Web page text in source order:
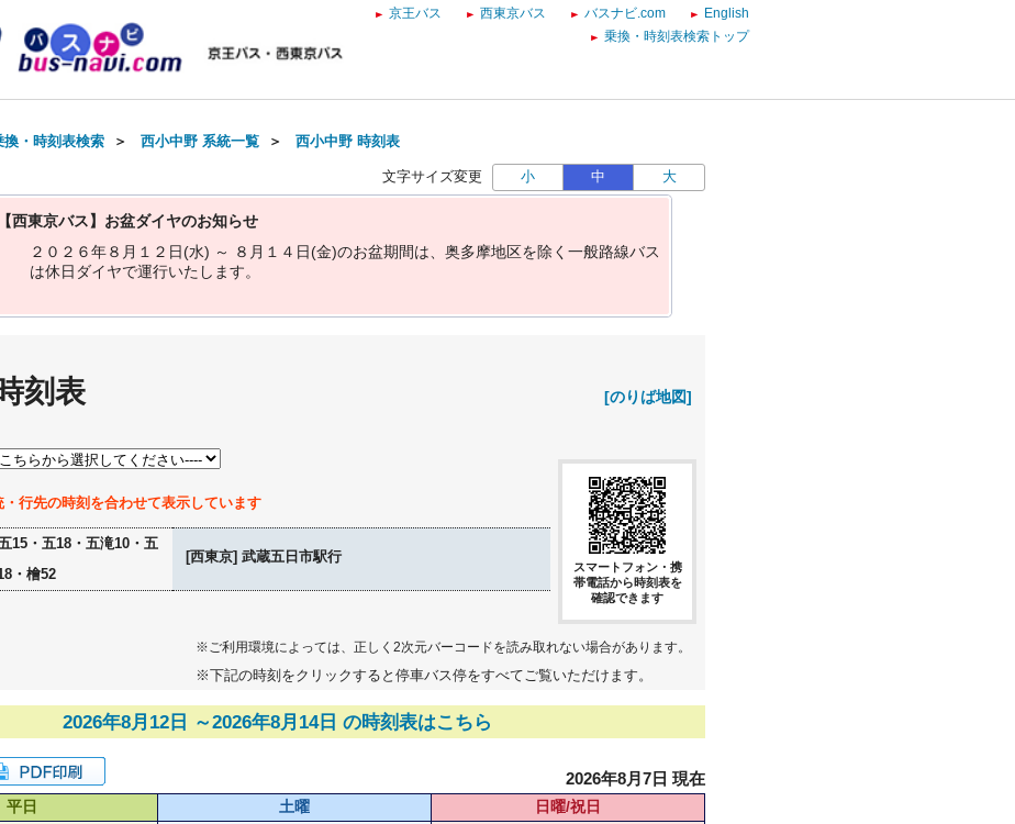
京王バス 西東京バス バスナビ.com
English
乗換・時刻表検索トップ
換・時刻表検索 ＞ 西小中野 系統一覧 ＞ 西小中野 時刻表
文字サイズ変更 小 中 大
【西東京バス】お盆ダイヤのお知らせ
２ ０ ２ ６年８ 月 １ ２ 日(水) ～ ８ 月 １ ４ 日(金)のお盆期間は 奥多摩地区を除 く 一般路線バス
は休日 ダイヤで運行いた し ます。
刻表 [のりば地図]
行先の時刻を合わせて表示しています
15・五18・五滝10・五
・檜52
[西東京] 武蔵五日市駅行
スマートフォン・携
帯電話から時刻表を
確認できます
※ご利用環境によっては、正しく2次元バーコードを読み取れない場合があります。
※下記の時刻をクリックすると停車バス停をすべてご覧いただけます。
2026年8月12日 ～2026年8月14日 の時刻表はこちら
2026年8月7日 現在
平日 土曜
日曜/祝日